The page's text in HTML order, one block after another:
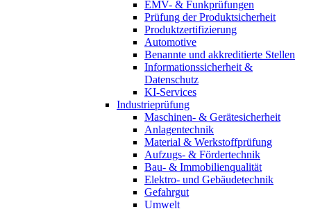
EMV- & Funkprüfungen
Prüfung der Produktsicherheit
Produktzertifizierung
Automotive
Benannte und akkreditierte Stellen
Informationssicherheit &
Datenschutz
KI-Services
Industrieprüfung
Maschinen- & Gerätesicherheit
Anlagentechnik
Material & Werkstoffprüfung
Aufzugs- & Fördertechnik
Bau- & Immobilienqualität
Elektro- und Gebäudetechnik
Gefahrgut
Umwelt